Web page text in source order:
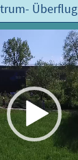
Überflug